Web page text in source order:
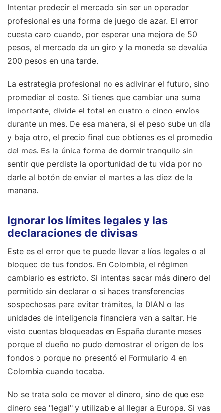
Intentar predecir el mercado sin ser un operador
profesional es una forma de juego de azar. El error
cuesta caro cuando, por esperar una mejora de 50
pesos, el mercado da un giro y la moneda se devalúa
200 pesos en una tarde.
La estrategia profesional no es adivinar el futuro, sino
promediar el coste. Si tienes que cambiar una suma
importante, divide el total en cuatro o cinco envíos
durante un mes. De esa manera, si el peso sube un día
y baja otro, el precio final que obtienes es el promedio
del mes. Es la única forma de dormir tranquilo sin
sentir que perdiste la oportunidad de tu vida por no
darle al botón de enviar el martes a las diez de la
mañana.
Ignorar los límites legales y las
declaraciones de divisas
Este es el error que te puede llevar a líos legales o al
bloqueo de tus fondos. En Colombia, el régimen
cambiario es estricto. Si intentas sacar más dinero del
permitido sin declarar o si haces transferencias
sospechosas para evitar trámites, la DIAN o las
unidades de inteligencia financiera van a saltar. He
visto cuentas bloqueadas en España durante meses
porque el dueño no pudo demostrar el origen de los
fondos o porque no presentó el Formulario 4 en
Colombia cuando tocaba.
No se trata solo de mover el dinero, sino de que ese
dinero sea "legal" y utilizable al llegar a Europa. Si vas